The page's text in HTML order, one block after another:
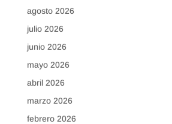
agosto 2026
julio 2026
junio 2026
mayo 2026
abril 2026
marzo 2026
febrero 2026